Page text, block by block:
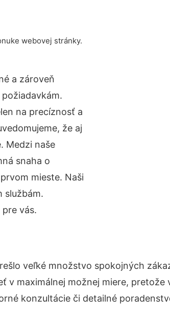
webovej stránky.
a zároveň
na precíznosť a
že aj
Medzi naše
snaha o
mieste. Naši
službám.
vás.
veľké množstvo spokojných
v maximálnej možnej miere,
konzultácie či detailné